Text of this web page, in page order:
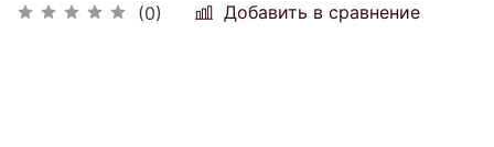
(0) Добавить в сравнение